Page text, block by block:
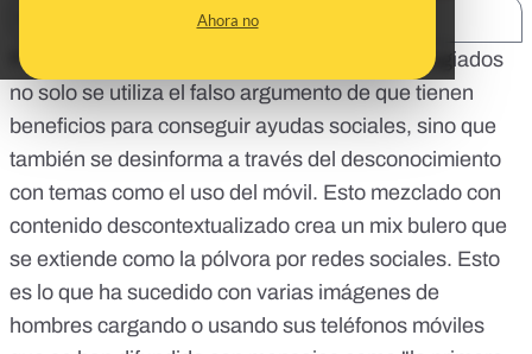
Ahora no
Para desinformar contra los inmigrantes y refugiados
no solo se utiliza el falso argumento de que tienen
beneficios para conseguir ayudas sociales, sino que
también se desinforma a través del desconocimiento
con temas como el uso del móvil. Esto mezclado con
contenido descontextualizado crea un mix bulero que
se extiende como la pólvora por redes sociales. Esto
es lo que ha sucedido con varias imágenes de
hombres cargando o usando sus teléfonos móviles